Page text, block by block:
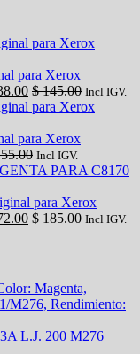
para Xerox
$145.00 Incl IGV.
para Xerox
Incl IGV.
para Xerox
$185.00 Incl IGV.
L.J. 200 M276